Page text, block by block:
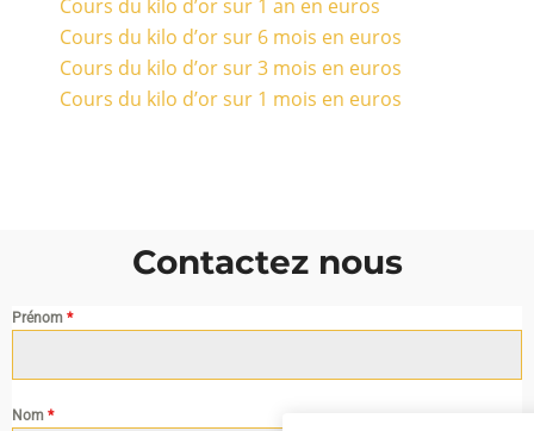
Cours du kilo d’or sur 1 an en euros
Cours du kilo d’or sur 6 mois en euros
Cours du kilo d’or sur 3 mois en euros
Cours du kilo d’or sur 1 mois en euros
Contactez nous
Prénom *
Nom *